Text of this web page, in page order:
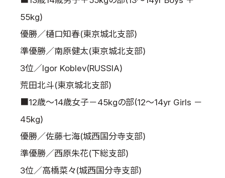
55kg)
優勝／樋口知春(東京城北支部)
準優勝／南原健太(東京城北支部)
3位／Igor Koblev(RUSSIA)
荒田北斗(東京城北支部)
■12歳～14歳女子－45kgの部(12～14yr Girls －
45kg)
優勝／佐藤七海(城西国分寺支部)
準優勝／西原朱花(下総支部)
3位／高橋菜々(城西国分寺支部)